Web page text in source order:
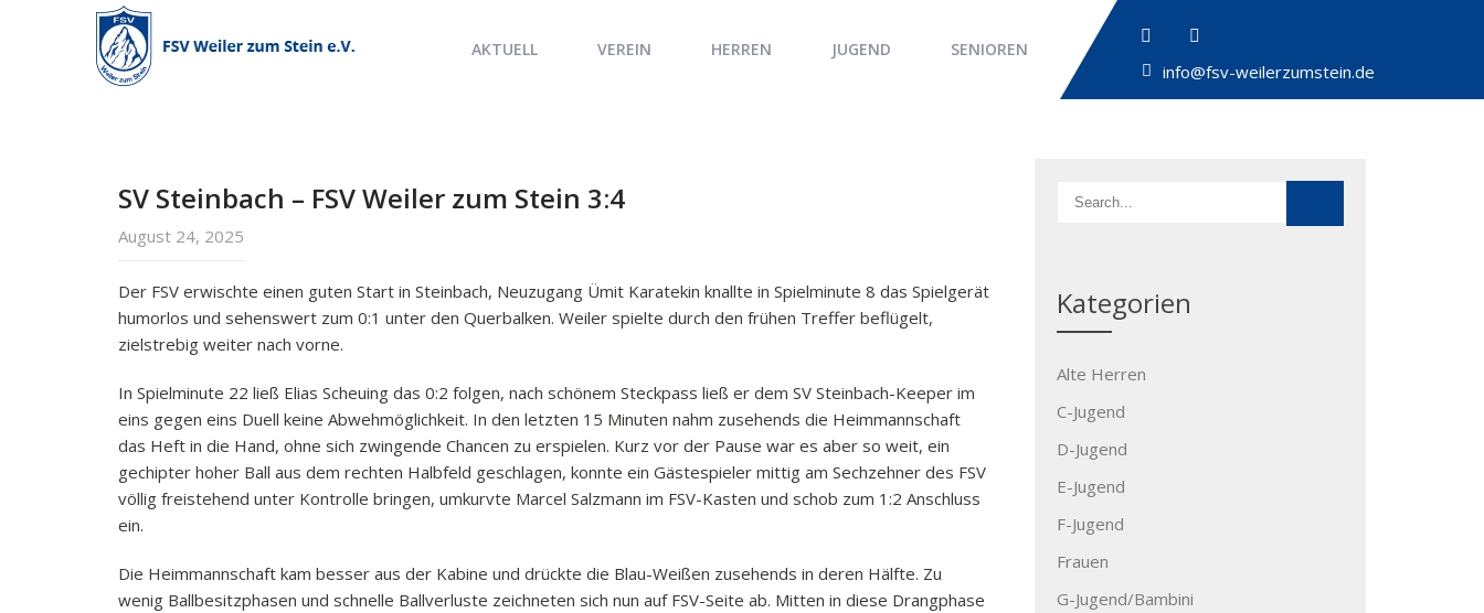
info@fsv-weilerzumstein.de
AKTUELL VEREIN HERREN JUGEND SENIOREN
SV Steinbach – FSV Weiler zum Stein 3:4
August 24, 2025
Der FSV erwischte einen guten Start in Steinbach, Neuzugang Ümit Karatekin knallte in Spielminute 8 das Spielgerät
humorlos und sehenswert zum 0:1 unter den Querbalken. Weiler spielte durch den frühen Treffer beflügelt,
zielstrebig weiter nach vorne.
In Spielminute 22 ließ Elias Scheuing das 0:2 folgen, nach schönem Steckpass ließ er dem SV Steinbach-Keeper im
eins gegen eins Duell keine Abwehmöglichkeit. In den letzten 15 Minuten nahm zusehends die Heimmannschaft
das Heft in die Hand, ohne sich zwingende Chancen zu erspielen. Kurz vor der Pause war es aber so weit, ein
gechipter hoher Ball aus dem rechten Halbfeld geschlagen, konnte ein Gästespieler mittig am Sechzehner des FSV
völlig freistehend unter Kontrolle bringen, umkurvte Marcel Salzmann im FSV-Kasten und schob zum 1:2 Anschluss
ein.
Die Heimmannschaft kam besser aus der Kabine und drückte die Blau-Weißen zusehends in deren Hälfte. Zu
wenig Ballbesitzphasen und schnelle Ballverluste zeichneten sich nun auf FSV-Seite ab. Mitten in diese Drangphase
Kategorien
Alte Herren
C-Jugend
D-Jugend
E-Jugend
F-Jugend
Frauen
G-Jugend/Bambini